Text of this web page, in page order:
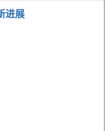
进展